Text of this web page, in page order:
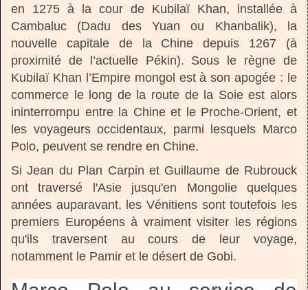
en 1275 à la cour de Kubilaï Khan, installée à
Cambaluc (Dadu des Yuan ou Khanbalik), la
nouvelle capitale de la Chine depuis 1267 (à
proximité de l’actuelle Pékin). Sous le règne de
Kubilaï Khan l’Empire mongol est à son apogée : le
commerce le long de la route de la Soie est alors
ininterrompu entre la Chine et le Proche-Orient, et
les voyageurs occidentaux, parmi lesquels Marco
Polo, peuvent se rendre en Chine.
Si Jean du Plan Carpin et Guillaume de Rubrouck
ont traversé l'Asie jusqu'en Mongolie quelques
années auparavant, les Vénitiens sont toutefois les
premiers Européens à vraiment visiter les régions
qu'ils traversent au cours de leur voyage,
notamment le Pamir et le désert de Gobi.